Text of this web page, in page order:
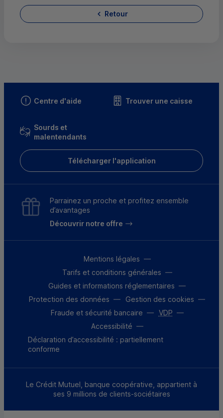
Retour
Centre d'aide Trouver une caisse
Sourds et
malentendants
Télécharger l'application
Parrainez un proche et profitez ensemble
d’avantages
Découvrir notre offre
Mentions légales
Tarifs et conditions générales
Guides et informations réglementaires
Protection des données
Gestion des cookies
Fraude et sécurité bancaire
VDP
Accessibilité
Déclaration d’accessibilité : partiellement
conforme
Le Crédit Mutuel, banque coopérative, appartient à
ses 9 millions de clients-sociétaires